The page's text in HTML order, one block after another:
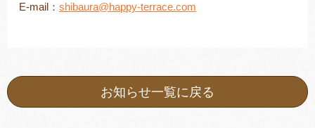
E-mail： shibaura@happy-terrace.com
お知らせ一覧に戻る